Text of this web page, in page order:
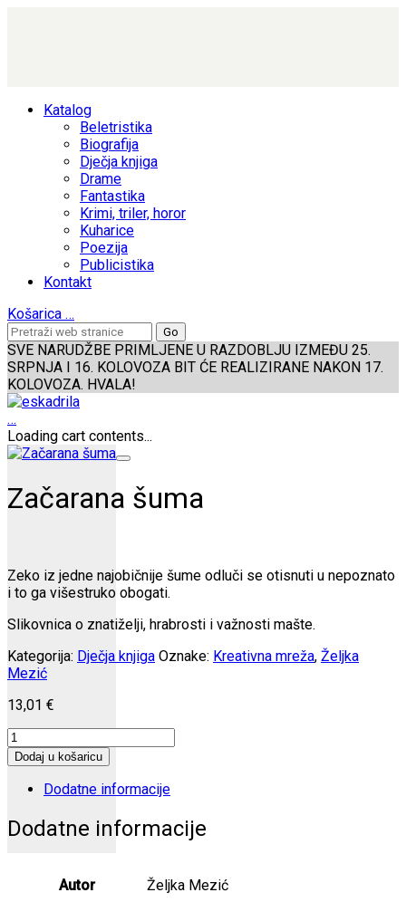
Katalog
Beletristika
Biografija
Dječja knjiga
Drame
Fantastika
Krimi, triler, horor
Kuharice
Poezija
Publicistika
Kontakt
Košarica …
SVE NARUDŽBE PRIMLJENE U RAZDOBLJU IZMEĐU 25.
SRPNJA I 16. KOLOVOZA BIT ĆE REALIZIRANE NAKON 17.
KOLOVOZA. HVALA!
…
Loading cart contents...
Začarana šuma
Zeko iz jedne najobičnije šume odluči se otisnuti u nepoznato
i to ga višestruko obogati.
Slikovnica o znatiželji, hrabrosti i važnosti mašte.
Kategorija: Dječja knjiga Oznake: Kreativna mreža, Željka
Mezić
13,01 €
Začarana
šuma
količina
Dodaj u košaricu
Dodatne informacije
Dodatne informacije
Autor Željka Mezić